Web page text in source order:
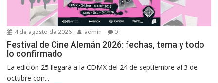
4 de agosto de 2026 admin 0
Festival de Cine Alemán 2026: fechas, tema y todo
lo confirmado
La edición 25 llegará a la CDMX del 24 de septiembre al 3 de
octubre con...